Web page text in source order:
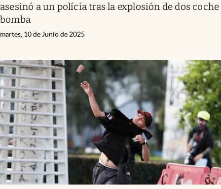
asesinó a un polícía tras la explosión de dos coche
bomba
martes, 10 de Junio de 2025